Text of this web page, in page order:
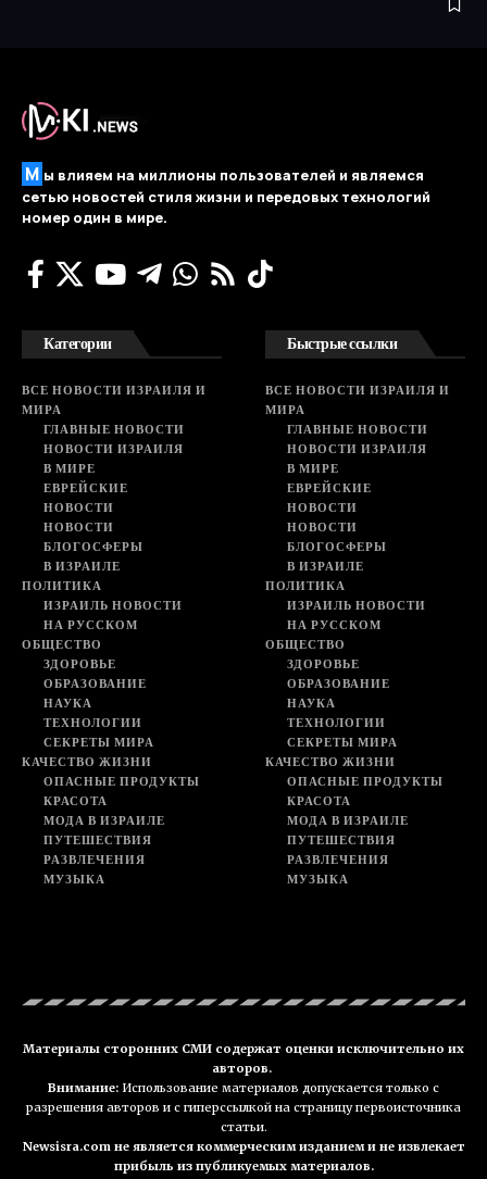
М ы влияем на миллионы пользователей и являемся
сетью новостей стиля жизни и передовых технологий
номер один в мире.
Категории
ВСЕ НОВОСТИ ИЗРАИЛЯ И
МИРА
ГЛАВНЫЕ НОВОСТИ
НОВОСТИ ИЗРАИЛЯ
В МИРЕ
ЕВРЕЙСКИЕ
НОВОСТИ
НОВОСТИ
БЛОГОСФЕРЫ
В ИЗРАИЛЕ
ПОЛИТИКА
ИЗРАИЛЬ НОВОСТИ
НА РУССКОМ
ОБЩЕСТВО
ЗДОРОВЬЕ
ОБРАЗОВАНИЕ
НАУКА
ТЕХНОЛОГИИ
СЕКРЕТЫ МИРА
КАЧЕСТВО ЖИЗНИ
ОПАСНЫЕ ПРОДУКТЫ
КРАСОТА
МОДА В ИЗРАИЛЕ
ПУТЕШЕСТВИЯ
РАЗВЛЕЧЕНИЯ
МУЗЫКА
Быстрые ссылки
ВСЕ НОВОСТИ ИЗРАИЛЯ И
МИРА
ГЛАВНЫЕ НОВОСТИ
НОВОСТИ ИЗРАИЛЯ
В МИРЕ
ЕВРЕЙСКИЕ
НОВОСТИ
НОВОСТИ
БЛОГОСФЕРЫ
В ИЗРАИЛЕ
ПОЛИТИКА
ИЗРАИЛЬ НОВОСТИ
НА РУССКОМ
ОБЩЕСТВО
ЗДОРОВЬЕ
ОБРАЗОВАНИЕ
НАУКА
ТЕХНОЛОГИИ
СЕКРЕТЫ МИРА
КАЧЕСТВО ЖИЗНИ
ОПАСНЫЕ ПРОДУКТЫ
КРАСОТА
МОДА В ИЗРАИЛЕ
ПУТЕШЕСТВИЯ
РАЗВЛЕЧЕНИЯ
МУЗЫКА
Материалы сторонних СМИ содержат оценки исключительно их
авторов.
Внимание: Использование материалов допускается только с
разрешения авторов и с гиперссылкой на страницу первоисточника
статьи.
Newsisra.com не является коммерческим изданием и не извлекает
прибыль из публикуемых материалов.